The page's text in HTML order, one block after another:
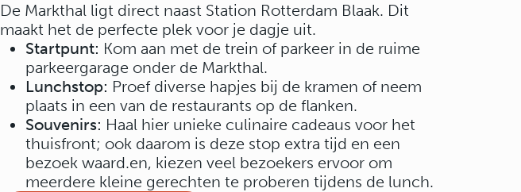
De Markthal ligt direct naast Station Rotterdam Blaak. Dit
maakt het de perfecte plek voor je dagje uit.
Startpunt: Kom aan met de trein of parkeer in de ruime
parkeergarage onder de Markthal.
Lunchstop: Proef diverse hapjes bij de kramen of neem
plaats in een van de restaurants op de flanken.
Souvenirs: Haal hier unieke culinaire cadeaus voor het
thuisfront; ook daarom is deze stop extra tijd en een
bezoek waard.en, kiezen veel bezoekers ervoor om
meerdere kleine gerechten te proberen tijdens de lunch.